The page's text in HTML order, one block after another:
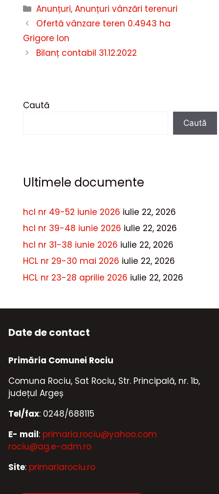
Categorii
Anunțuri,Anunțuri vânzări terenuri
Ofertă vânzare teren 0.4943 ha
Grigore Ion
Bilanț contabil 31.12.2022
Caută
Caută
Ultimele documente
hcl nr 49-52 iunie 2026 iulie 22, 2026
hcl nr 39-48 iunie 2026 iulie 22, 2026
hcl nr 31-38 iunie 2026 iulie 22, 2026
HCL nr 29-30 mai 2026 iulie 22, 2026
HCL nr 23-28 aprilie 2026 iulie 22, 2026
Date de contact
Primăria Comunei Rociu
Comuna Rociu, Sat Rociu, Str. Principală, nr. 1b,
județul Argeș
Tel/fax: 0248/688115
E- mail: primaria.rociu@yahoo.com
rociu@ag.e-adm.ro
Site: primariarociu.ro